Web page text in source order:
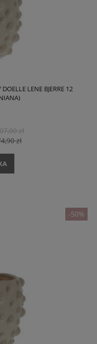
LENE BJERRE 12
zł
zł
-50%